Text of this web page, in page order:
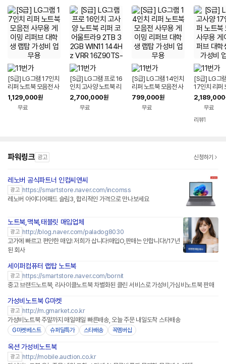
[S급] LG그램 17인치
리퍼 노트북 모음전 사
무용 게이밍 리퍼브 대
학생 랩탑 가성비 업무
1,129,000원
무료
[S급] LG그램 프로 16
인치 고사양 노트북 리
퍼 코어울트라9 2TB
32GB WIN11 144H
z VRR 16Z90TS-G.
2,700,000원
무료
[S급] LG그램 14인치
리퍼 노트북 모음전 사
무용 게이밍 리퍼브 대
학생 랩탑 가성비 업무
799,000원
무료
[S급] LG그
17인치 리퍼
음전 사무용
퍼브 대학생
비 업무용
2,189,000
무료
리뷰1
파워링크 광고 신청하기
레노버 공식파트너 인컴씨앤씨
광고 https://smartstore.naver.com/incomss
레노버 아이디어패드 슬림3, 합리적인 가격으로 만나보세요
노트북,맥북,태블릿 매입업체
광고 http://blog.naver.com/paladog8030
고가에 빠르고 편안한 매입! 저희가 삽니다!매입O,판매는 안합니다!/17년
된 회사
세이퍼컴퓨터 랩탑 노트북
광고 https://smartstore.naver.com/bornit
중고 브랜드노트북, 리사이클노트북 차별화된 클린 서비스로 가성비,가심비노트북 판매
가성비노트북 G마켓
광고 http://m.gmarket.co.kr
가성비노트북 주말까지 매일매일 빠른배송, 오늘 주문 내일도착 스타배송
G마켓베스트 슈퍼딜특가 스타배송 꼭멤버십
옥션 가성비노트북
광고 http://mobile.auction.co.kr